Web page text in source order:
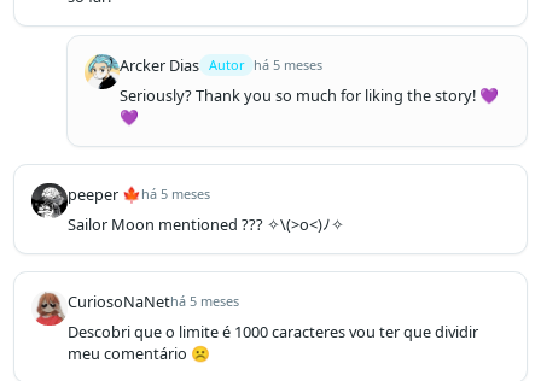
Arcker Dias Autor há 5 meses
Seriously? Thank you so much for liking the story! 💜
💜
peeper 🍁há 5 meses
Sailor Moon mentioned ??? ✧⁠\⁠(⁠>⁠o⁠<⁠)⁠ﾉ⁠✧
CuriosoNaNethá 5 meses
Descobri que o limite é 1000 caracteres vou ter que dividir
meu comentário ☹️